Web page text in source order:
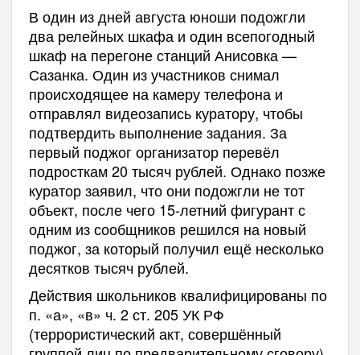
В один из дней августа юноши подожгли
два релейных шкафа и один всепогодный
шкаф на перегоне станций Анисовка —
Сазанка. Один из участников снимал
происходящее на камеру телефона и
отправлял видеозапись куратору, чтобы
подтвердить выполнение задания. За
первый поджог организатор перевёл
подросткам 20 тысяч рублей. Однако позже
куратор заявил, что они подожгли не тот
объект, после чего 15-летний фигурант с
одним из сообщников решился на новый
поджог, за который получил ещё несколько
десятков тысяч рублей.
Действия школьников квалифицированы по
п. «а», «в» ч. 2 ст. 205 УК РФ
(террористический акт, совершённый